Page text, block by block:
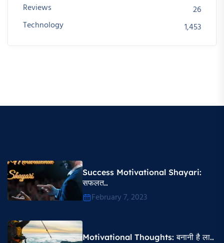
Reviews
26
Technology
1,453
Success Motivational Shayari​:
सफलत..
February 7, 2023
Motivational Thoughts​: बनानी है ला..